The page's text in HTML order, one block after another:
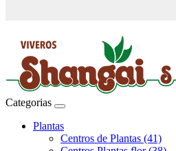
Categorias
Plantas
Centros de Plantas (41)